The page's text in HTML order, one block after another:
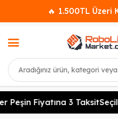
🔥 1.500TL Üzeri
Ara
Peşin Fiyatına 3 Taksit